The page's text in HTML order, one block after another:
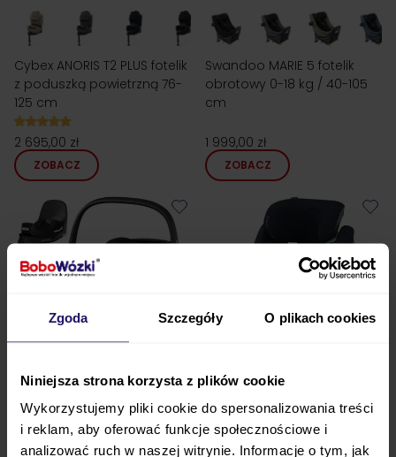
Zgoda Szczegóły O plikach cookies
Niniejsza strona korzysta z plików cookie
Wykorzystujemy pliki cookie do spersonalizowania treści
i reklam, aby oferować funkcje społecznościowe i
analizować ruch w naszej witrynie. Informacje o tym, jak
Cybex ANORIS T2 PLUS fotelik
z poduszką powietrzną 76-
125 cm
2 695,00 zł
ZOBACZ
Swandoo MARIE 5 fotelik
obrotowy 0-18 kg / 40-105
cm
1 999,00 zł
ZOBACZ
Maxi Cosi PEBBLE 360 PRO 2
Maxi Cosi RODIFIX PRO 2 i-